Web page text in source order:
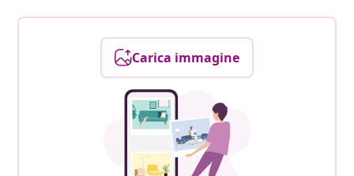
Carica immagine